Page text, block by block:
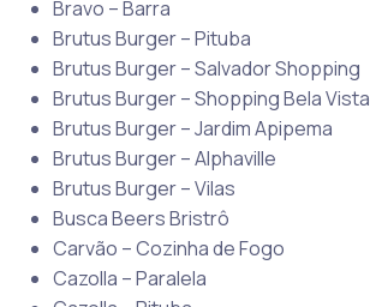
Bravo – Barra
Brutus Burger – Pituba
Brutus Burger – Salvador Shopping
Brutus Burger – Shopping Bela Vista
Brutus Burger – Jardim Apipema
Brutus Burger – Alphaville
Brutus Burger – Vilas
Busca Beers Bristrô
Carvão – Cozinha de Fogo
Cazolla – Paralela